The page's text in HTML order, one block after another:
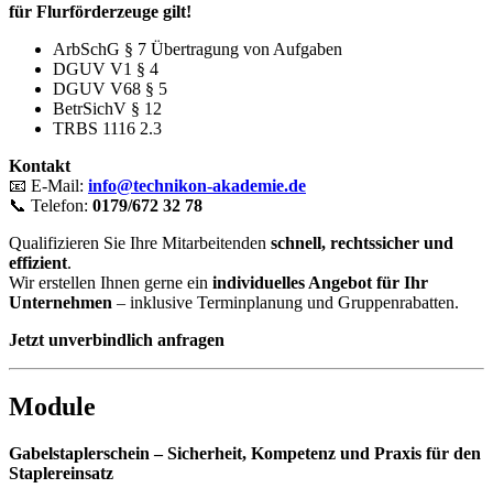
für Flurförderzeuge gilt!
ArbSchG § 7 Übertragung von Aufgaben
DGUV V1 § 4
DGUV V68 § 5
BetrSichV § 12
TRBS 1116 2.3
Kontakt
📧 E-Mail: info@technikon-akademie.de
📞 Telefon: 0179/672 32 78
Qualifizieren Sie Ihre Mitarbeitenden schnell, rechtssicher und
effizient.
Wir erstellen Ihnen gerne ein individuelles Angebot für Ihr
Unternehmen – inklusive Terminplanung und Gruppenrabatten.
Jetzt unverbindlich anfragen
Module
Gabelstaplerschein – Sicherheit, Kompetenz und Praxis für den
Staplereinsatz